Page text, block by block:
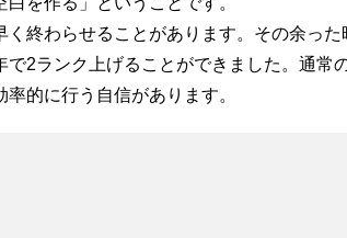
終わらせることがあります。その余っ
2ランク上げることができました。通
的に行う自信があります。